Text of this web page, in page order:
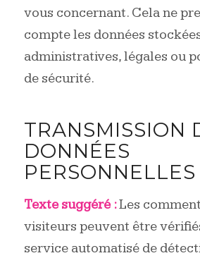
vous concernant. Cela ne
compte les données
administratives, légales ou
de sécurité.
TRANSMISSION
DONNÉES
PERSONNELLES
Texte suggéré :Les
visiteurs peuvent être
service automatisé de